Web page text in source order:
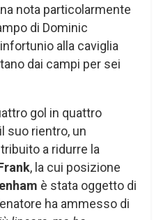
nota particolarmente
di Dominic
alla caviglia
dai campi per sei
gol in quattro
suo rientro, un
a ridurre la
, la cui posizione
è stata oggetto di
ha ammesso di